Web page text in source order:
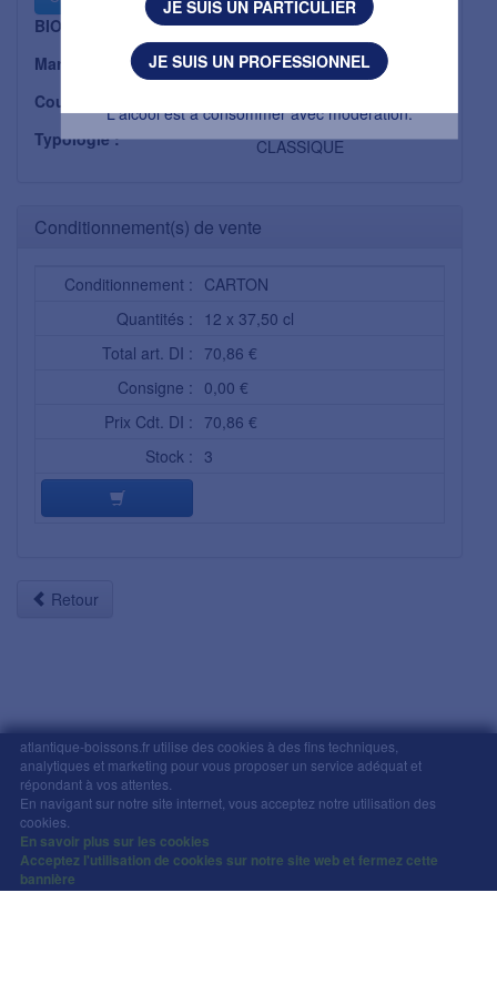
atlantique-boissons.fr utilise des cookies à des fins techniques,
analytiques et marketing pour vous proposer un service adéquat et
répondant à vos attentes.
En navigant sur notre site internet, vous acceptez notre utilisation des
cookies.
En savoir plus sur les cookies
Acceptez l'utilisation de cookies sur notre site web et fermez cette
bannière
BIO :
Non
Marque :
CASTEL FRERES
Couleur :
ROSE
Typologie :
CLASSIQUE
Conditionnement(s) de vente
Conditionnement : CARTON
Quantités : 12 x 37,50 cl
Total art. DI : 70,86 €
Consigne : 0,00 €
Prix Cdt. DI : 70,86 €
Stock : 3
Retour
Mentions légales-
Copyright © Atlantique Boissons Nantes / Devacom 2026
L'abus d'alcool est dangereux pour la santé, à
consommer avec modération.
L'alcool est à consommer avec modération.
JE SUIS UN PARTICULIER
JE SUIS UN PROFESSIONNEL